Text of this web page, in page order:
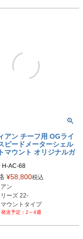
PL：紫
アン チーフ用 OGライ
ピードメーターシェル
マウント オリジナルガ
ト
H-AC-68
BK：ブラック
AL：アルミ
GD：ゴールド
RD：レッド
PL：紫
¥58,800税込
ン
ーズ 22-
ウントタイプ
チ
2～4週